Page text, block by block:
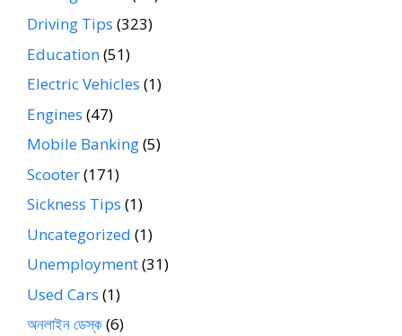
Driving Tips (323)
Education(51)
Electric Vehicles (1)
Engines (47)
Mobile Banking(5)
Scooter(171)
Sickness Tips (1)
Uncategorized (1)
Unemployment(31)
Used Cars (1)
অনলাইন ডেস্ক(6)